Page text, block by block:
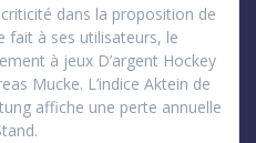
dans la proposition de
fait à ses utilisateurs, le
à jeux D’argent Hockey
Mucke. L’indice Aktein de
affiche une perte annuelle